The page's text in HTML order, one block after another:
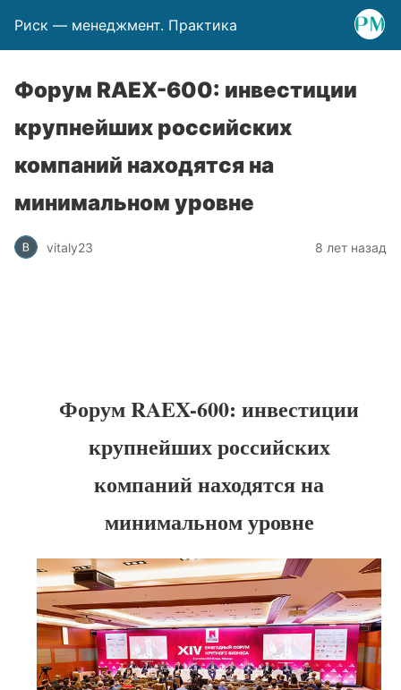
Риск — менеджмент. Практика
Форум RAEX-600: инвестиции
крупнейших российских
компаний находятся на
минимальном уровне
vitaly23 8 лет назад
Форум RAEX-600: инвестиции
крупнейших российских
компаний находятся на
минимальном уровне